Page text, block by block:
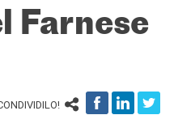
Farnese